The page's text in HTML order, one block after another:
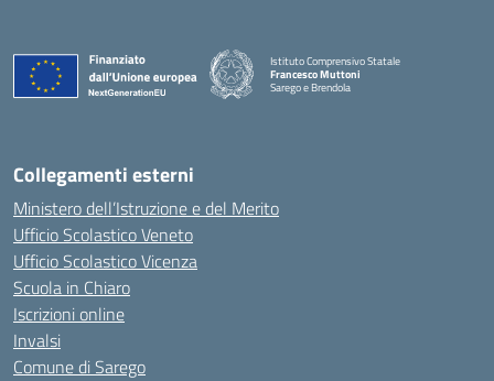
Istituto Comprensivo Statale
Francesco Muttoni
Sarego e Brendola
— Visita la pagina iniziale della scuola
Collegamenti esterni
Ministero dell’Istruzione e del Merito
Ufficio Scolastico Veneto
Ufficio Scolastico Vicenza
Scuola in Chiaro
Iscrizioni online
Invalsi
Comune di Sarego